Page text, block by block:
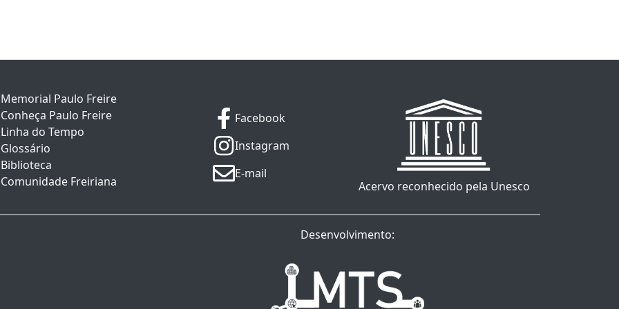
Memorial Paulo Freire
Conheça Paulo Freire
Linha do Tempo
Glossário
Biblioteca
Comunidade Freiriana
Facebook
Instagram
E-mail
Acervo reconhecido pela Unesco
Desenvolvimento: